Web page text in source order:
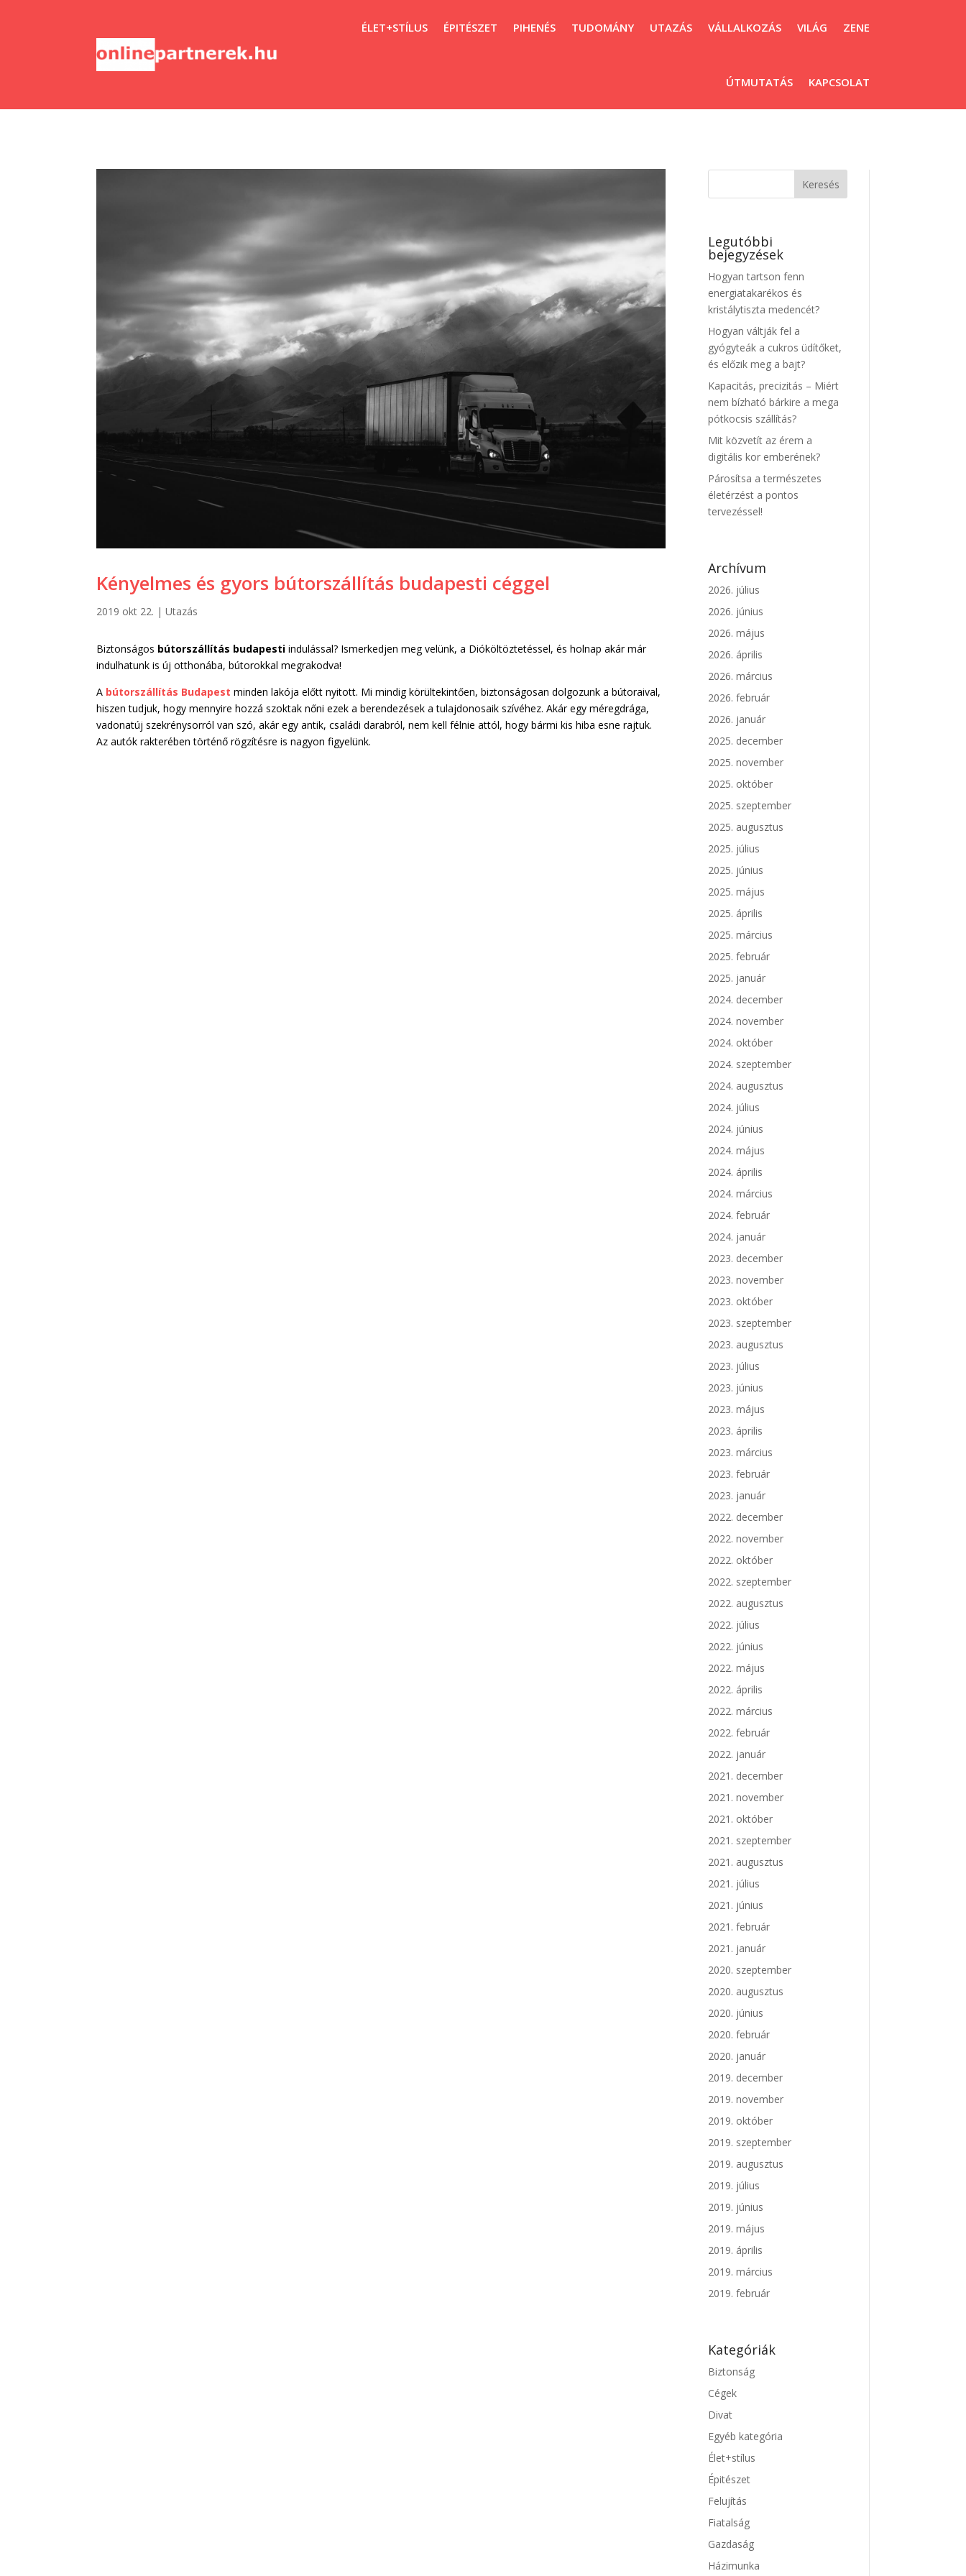
ÉLET+STÍLUS ÉPITÉSZET PIHENÉS TUDOMÁNY UTAZÁS VÁLLALKOZÁS VILÁG ZENE
ÚTMUTATÁS KAPCSOLAT
Kényelmes és gyors bútorszállítás budapesti céggel
2019 okt 22. |Utazás
Biztonságos bútorszállítás budapesti indulással? Ismerkedjen meg velünk, a Dióköltöztetéssel, és holnap akár már
indulhatunk is új otthonába, bútorokkal megrakodva!
A bútorszállítás Budapest minden lakója előtt nyitott. Mi mindig körültekintően, biztonságosan dolgozunk a bútoraival,
hiszen tudjuk, hogy mennyire hozzá szoktak nőni ezek a berendezések a tulajdonosaik szívéhez. Akár egy méregdrága,
vadonatúj szekrénysorról van szó, akár egy antik, családi darabról, nem kell félnie attól, hogy bármi kis hiba esne rajtuk.
Az autók rakterében történő rögzítésre is nagyon figyelünk.
Legutóbbi
bejegyzések
Hogyan tartson fenn
energiatakarékos és
kristálytiszta medencét?
Hogyan váltják fel a
gyógyteák a cukros üdítőket,
és előzik meg a bajt?
Kapacitás, precizitás – Miért
nem bízható bárkire a mega
pótkocsis szállítás?
Mit közvetít az érem a
digitális kor emberének?
Párosítsa a természetes
életérzést a pontos
tervezéssel!
Archívum
2026. július
2026. június
2026. május
2026. április
2026. március
2026. február
2026. január
2025. december
2025. november
2025. október
2025. szeptember
2025. augusztus
2025. július
2025. június
2025. május
2025. április
2025. március
2025. február
2025. január
2024. december
2024. november
2024. október
2024. szeptember
2024. augusztus
2024. július
2024. június
2024. május
2024. április
2024. március
2024. február
2024. január
2023. december
2023. november
2023. október
2023. szeptember
2023. augusztus
2023. július
2023. június
2023. május
2023. április
2023. március
2023. február
2023. január
2022. december
2022. november
2022. október
2022. szeptember
2022. augusztus
2022. július
2022. június
2022. május
2022. április
2022. március
2022. február
2022. január
2021. december
2021. november
2021. október
2021. szeptember
2021. augusztus
2021. július
2021. június
2021. február
2021. január
2020. szeptember
2020. augusztus
2020. június
2020. február
2020. január
2019. december
2019. november
2019. október
2019. szeptember
2019. augusztus
2019. július
2019. június
2019. május
2019. április
2019. március
2019. február
Kategóriák
Biztonság
Cégek
Divat
Egyéb kategória
Élet+stílus
Épitészet
Felujítás
Fiatalság
Gazdaság
Házimunka